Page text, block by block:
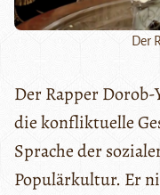
Der
Der Rapper Dorob-
die konfliktuelle
Sprache der
Populärkultur. Er